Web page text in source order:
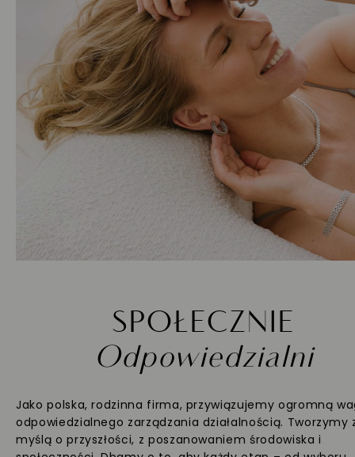
SPOŁECZNIE
Odpowiedzialni
Jako polska, rodzinna firma, przywiązujemy ogromną
odpowiedzialnego zarządzania działalnością. Tworzymy
myślą o przyszłości, z poszanowaniem środowiska i